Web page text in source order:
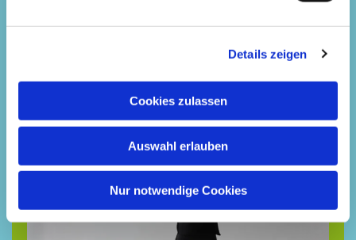
Details zeigen
Cookies zulassen
Auswahl erlauben
Nur notwendige Cookies
Angebote für Kinder